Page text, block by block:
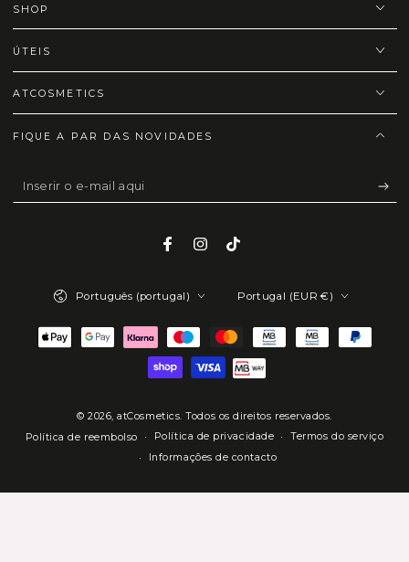
SHOP
ÚTEIS
ATCOSMETICS
FIQUE A PAR DAS NOVIDADES
Inserir
o
Facebook
Instagram
TikTok
© 2026,atCosmetics. Todos os direitos reservados.
Política de reembolso
Política de privacidade
Termos do serviço
Informações de contacto
Português (portugal) Portugal (EUR €)
Métodos